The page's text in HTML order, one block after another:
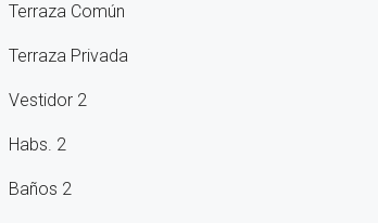
Terraza Común
Terraza Privada
Vestidor 2
Habs. 2
Baños 2